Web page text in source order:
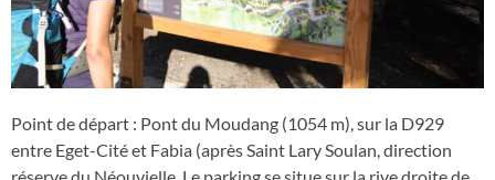
Point de départ : Pont du Moudang (1054 m), sur la D929
entre Eget-Cité et Fabia (après Saint Lary Soulan, direction